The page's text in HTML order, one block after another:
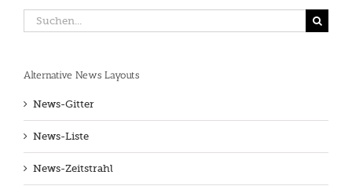
Suche
nach:
Alternative News Layouts
News-Gitter
News-Liste
News-Zeitstrahl